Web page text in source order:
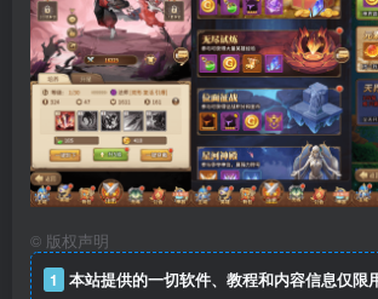
© 版权声明
1
本站提供的一切软件、教程和内容信息仅限